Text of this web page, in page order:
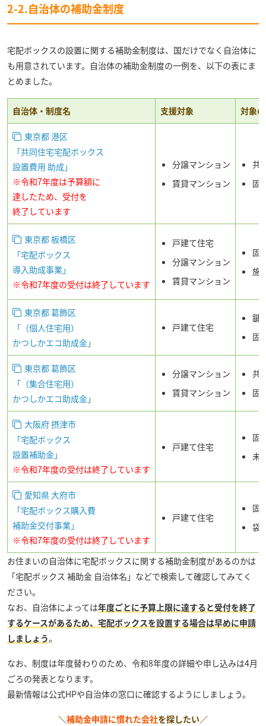
2-2.自治体の補助金制度
宅配ボックスの設置に関する補助金制度は、国だけでなく自治体に
も用意されています。自治体の補助金制度の一例を、以下の表にま
とめました。
自治体・制度名 支援対象 対象
東京都 港区
「共同住宅宅配ボックス
設置費用 助成」
※令和7年度は予算額に
達したため、受付を
終了しています
分譲マンション
賃貸マンション
共
固
東京都 板橋区
「宅配ボックス
導入助成事業」
※令和7年度の受付は終了しています
戸建て住宅
分譲マンション
賃貸マンション
固
施
東京都 葛飾区
「（個人住宅用）
かつしかエコ助成金」
戸建て住宅
鍵
固
東京都 葛飾区
「（集合住宅用）
かつしかエコ助成金」
分譲マンション
賃貸マンション
共
固
大阪府 摂津市
「宅配ボックス
設置補助金」
※令和7年度の受付は終了しています
戸建て住宅
固
未
愛知県 大府市
「宅配ボックス購入費
補助金交付事業」
※令和7年度の受付は終了しています
戸建て住宅
固
袋
お住まいの自治体に宅配ボックスに関する補助金制度があるのかは
「宅配ボックス 補助金 自治体名」などで検索して確認してみてく
ださい。
なお、自治体によっては年度ごとに予算上限に達すると受付を終了
するケースがあるため、宅配ボックスを設置する場合は早めに申請
しましょう。
なお、制度は年度替わりのため、令和8年度の詳細や申し込みは4月
ごろの発表となります。
最新情報は公式HPや自治体の窓口に確認するようにしましょう。
＼補助金申請に慣れた会社を探したい／